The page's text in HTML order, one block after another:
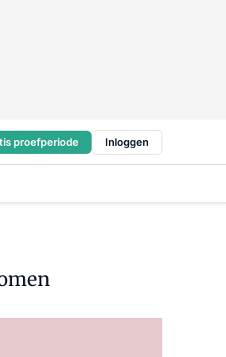
proefperiode Inloggen